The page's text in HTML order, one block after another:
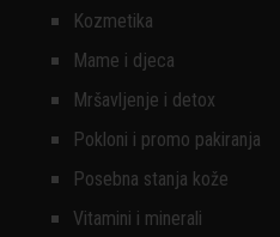
Kozmetika
Mame i djeca
Mršavljenje i detox
Pokloni i promo pakiranja
Posebna stanja kože
Vitamini i minerali